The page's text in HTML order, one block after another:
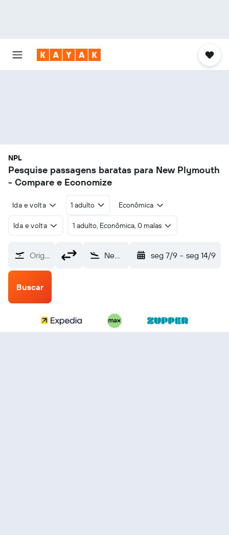
NPL
Pesquise passagens baratas para New Plymouth
- Compare e Economize
Ida e volta 1 adulto Econômica
Ida e volta 1 adulto, Econômica, 0 malas
Origem New Plymouth (NPL) seg 7/9 - seg 14/9
Buscar